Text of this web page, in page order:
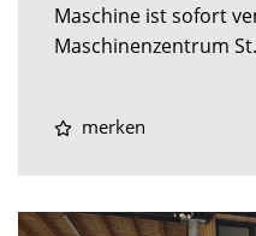
Maschine ist sofort
Maschinenzentrum
merken